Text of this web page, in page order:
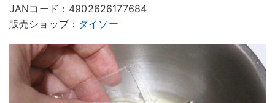
JANコード：4902626177684
販売ショップ： ダイソー